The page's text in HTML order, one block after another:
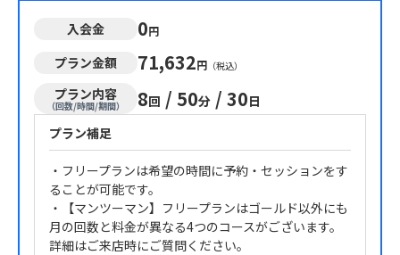
入会金 0円
プラン金額 71,632円 （税込）
プラン内容
（回数/時間/期間） 8回 / 50分 / 30日
プラン補足
・フリープランは希望の時間に予約・セッションをす
ることが可能です。
・【マンツーマン】フリープランはゴールド以外にも
月の回数と料金が異なる4つのコースがございます。
詳細はご来店時にご質問ください。